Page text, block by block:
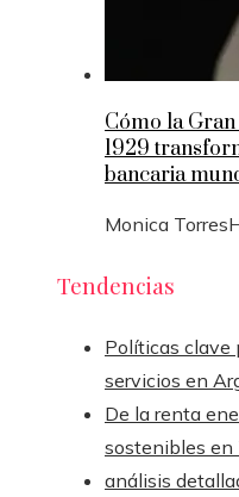
Cómo la
1929
bancaria
Monica Torres
Tendencias
Políticas clave
servicios en
De la renta
sostenibles en
análisis